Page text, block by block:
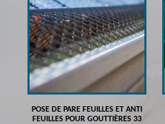
POSE DE PARE FEUILLES ET ANTI
FEUILLES POUR GOUTTIÈRES 33